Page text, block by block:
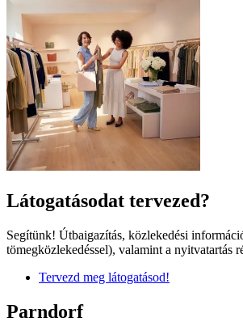
Látogatásodat tervezed?
Segítünk! Útbaigazítás, közlekedési
tömegközlekedéssel), valamint a nyitvatartás
Tervezd meg látogatásod!
Parndorf